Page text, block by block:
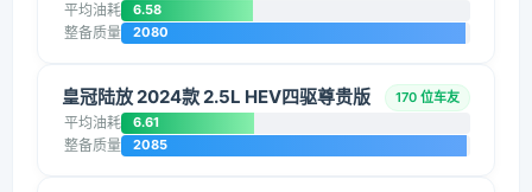
平均油耗 6.58
整备质量 2080
皇冠陆放 2024款 2.5L HEV四驱尊贵版 170 位车友
平均油耗 6.61
整备质量 2085